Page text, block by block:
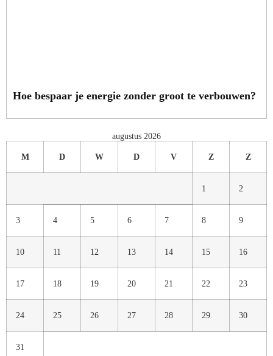
Hoe bespaar je energie zonder groot te verbouwen?
augustus 2026
M D W D V Z Z
1 2
3 4 5 6 7 8 9
10 11 12 13 14 15 16
17 18 19 20 21 22 23
24 25 26 27 28 29 30
31